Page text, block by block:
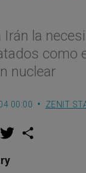
Irán la
como
nuclear
00:00 ZENIT
F
a w